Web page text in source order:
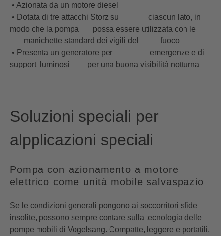
• Azionata da un motore diesel
• Dotata di tre attacchi Storz su ciascun lato, in
modo che la pompa possa essere utilizzata con le
manichette standard dei vigili del fuoco
• Presenta un generatore per emergenze e di
supporti luminosi per una buona visibilità notturna
Soluzioni speciali per
alpplicazioni speciali
Pompa con azionamento a motore
elettrico come unità mobile salvaspazio
Se le condizioni generali pongono ai soccorritori sfide
insolite, possono sempre contare sulla tecnologia delle
pompe mobili di Vogelsang. Compatte, leggere e portatili,